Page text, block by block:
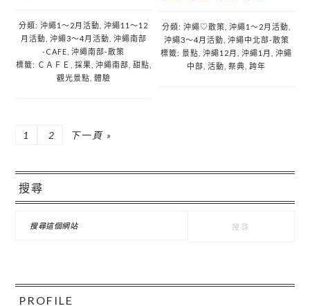
分類:沖繩1～2月活動 ,沖繩11～12
月活動 沖繩3～4月活動 沖繩南部
‐CAFE ,沖繩南部‐散策
標籤: ＣＡＦＥ 採果 沖繩南部 甜點
觀光景點 體驗
分類:沖繩♡散策 ,沖繩1～2月活動
沖繩3～4月活動 沖繩中北部‐散策
標籤:景點 ,沖繩12月 ,沖繩1月 ,沖繩
中部 ,活動 ,祭典 跨年
頁
1
頁
2
前
下一頁 »
主
要
搜尋
站
PROFILE